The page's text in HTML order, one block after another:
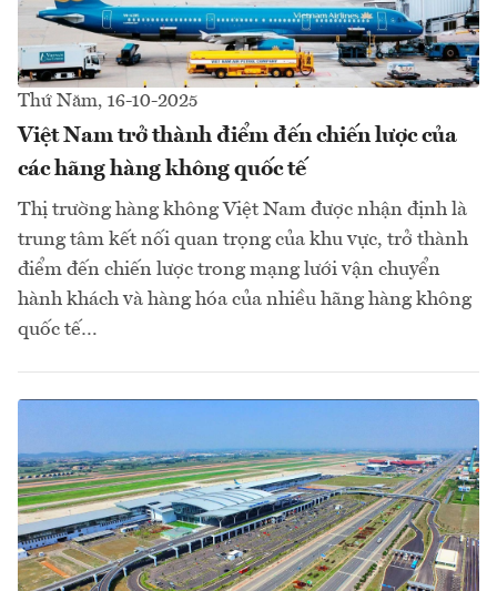
Thứ Năm, 16-10-2025
Việt Nam trở thành điểm đến chiến lược của
các hãng hàng không quốc tế
Thị trường hàng không Việt Nam được nhận định là
trung tâm kết nối quan trọng của khu vực, trở thành
điểm đến chiến lược trong mạng lưới vận chuyển
hành khách và hàng hóa của nhiều hãng hàng không
quốc tế…